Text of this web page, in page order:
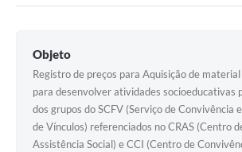
Audiências Públicas
Contas Públicas
Legislação
Editais
Objeto
Registro de preços para Aquisição de
para desenvolver atividades socioeducativas
dos grupos do SCFV (Serviço de Convivência
de Vínculos) referenciados no CRAS (Centro
Assistência Social) e CCI (Centro de